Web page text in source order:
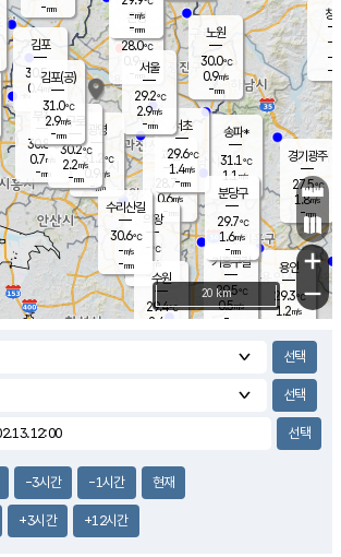
과천
28.7℃
0.6m/s
- mm
용인
29.3℃
1.2m/s
경기광주
27.5℃
1.8m/s
-mm
2.0m/s
-mm
창
-
-m/
-
의왕
- ℃
m/s
mm
김포
30.5℃
0.4 m/s
mm
광명
31.2 ℃
0.9 m/s
-mm
부천
30.8℃
0.7m/s
-mm
구로
30.2℃
2.2m/s
-mm
은평
28.0℃
0.9 m/s
- mm
노원
30.0℃
0.9m/s
-mm
송파*
31.1℃
1.1 m/s
-mm
서초
29.6℃
1.4m/s
-mm
기흥구갈
29.5℃
0.5m/s
-
수리산길
30.6℃
-m/s
-mm
분당구
29.7℃
1.6m/s
-mm
-m/s
-mm
김포(공)
31.0℃
2.9m/s
-mm
수원
29.4℃
2.4 m/s
서울
29.2℃
2.9m/s
-mm
+
−
20 km
-3시간 -1시간 현재
+3시간 +12시간